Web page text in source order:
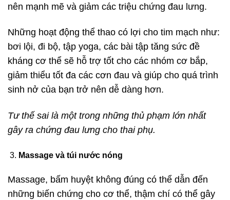
nên mạnh mẽ và giảm các triệu chứng đau lưng.
Những hoạt động thể thao có lợi cho tim mạch như:
bơi lội, đi bộ, tập yoga, các bài tập tăng sức đề
kháng cơ thể sẽ hỗ trợ tốt cho các nhóm cơ bắp,
giảm thiểu tốt đa các cơn đau và giúp cho quá trình
sinh nở của bạn trở nên dễ dàng hơn.
Tư thế sai là một trong những thủ phạm lớn nhất
gây ra chứng đau lưng cho thai phụ.
Massage và túi nước nóng
Massage, bấm huyệt không đúng có thể dẫn đến
những biến chứng cho cơ thể, thậm chí có thể gây